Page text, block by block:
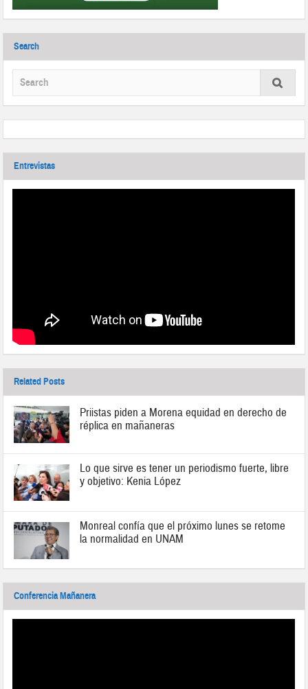
Search
Entrevistas
Related Posts
Priistas piden a Morena equidad en derecho de
réplica en mañaneras
Lo que sirve es tener un periodismo fuerte, libre
y objetivo: Kenia López
Monreal confía que el próximo lunes se retome
la normalidad en UNAM
Conferencia Mañanera